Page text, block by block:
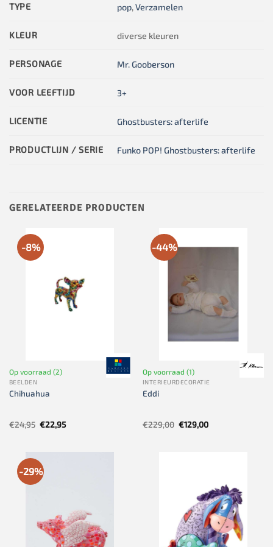
TYPE pop,Verzamelen
KLEUR diverse kleuren
PERSONAGE Mr. Gooberson
VOOR LEEFTIJD 3+
LICENTIE Ghostbusters: afterlife
PRODUCTLIJN / SERIE Funko POP! Ghostbusters: afterlife
GERELATEERDE PRODUCTEN
-8%
Op voorraad (2)
BEELDEN
Chihuahua
€24,95 Oorspronkelijke
prijs
€22,95Huidige
-44%
Op voorraad (1)
INTERIEURDECORATIE
Eddi
€229,00 Oorspronkelijke
prijs
€129,00Huidige
-29%